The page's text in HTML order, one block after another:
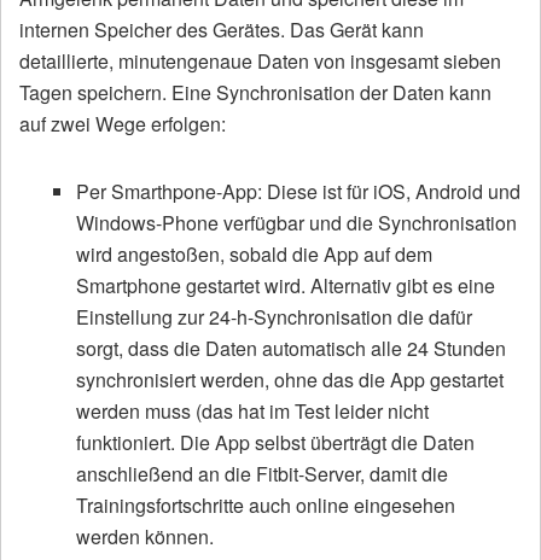
internen Speicher des Gerätes. Das Gerät kann
detaillierte, minutengenaue Daten von insgesamt sieben
Tagen speichern. Eine Synchronisation der Daten kann
auf zwei Wege erfolgen:
Per Smarthpone-App: Diese ist für iOS, Android und
Windows-Phone verfügbar und die Synchronisation
wird angestoßen, sobald die App auf dem
Smartphone gestartet wird. Alternativ gibt es eine
Einstellung zur 24-h-Synchronisation die dafür
sorgt, dass die Daten automatisch alle 24 Stunden
synchronisiert werden, ohne das die App gestartet
werden muss (das hat im Test leider nicht
funktioniert. Die App selbst überträgt die Daten
anschließend an die Fitbit-Server, damit die
Trainingsfortschritte auch online eingesehen
werden können.